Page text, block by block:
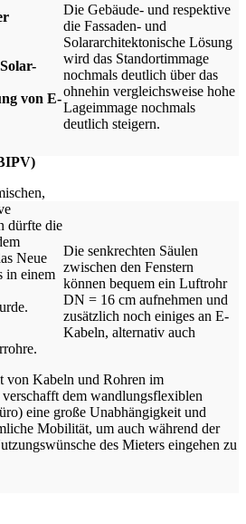
von E-
dürfte die
Neue
in einem
Die Gebäude- und respektive
die Fassaden- und
Solararchitektonische Lösung
wird das Standortimmage
nochmals deutlich über das
ohnehin vergleichsweise hohe
Lageimmage nochmals
deutlich steigern.
Die senkrechten Säulen
zwischen den Fenstern
können bequem ein Luftrohr
DN = 16 cm aufnehmen und
zusätzlich noch einiges an E-
Kabeln, alternativ auch
von Kabeln und Rohren im
verschafft dem wandlungsflexiblen
eine große Unabhängigkeit und
Mobilität, um auch während der
des Mieters eingehen zu